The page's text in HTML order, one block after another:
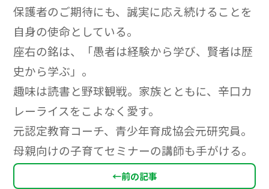
保護者のご期待にも、誠実に応え続けることを
自身の使命としている。
座右の銘は、「愚者は経験から学び、賢者は歴
史から学ぶ」。
趣味は読書と野球観戦。家族とともに、辛口カ
レーライスをこよなく愛す。
元認定教育コーチ、青少年育成協会元研究員。
母親向けの子育てセミナーの講師も手がける。
←前の記事